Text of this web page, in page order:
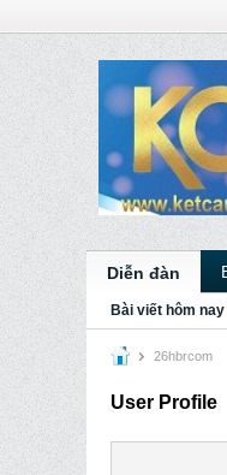
Diễn đàn
Bài viết hôm nay
26hbrcom
User Profile